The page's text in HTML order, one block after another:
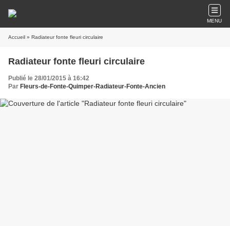
MENU
Accueil » Radiateur fonte fleuri circulaire
Radiateur fonte fleuri circulaire
Publié le 28/01/2015 à 16:42
Par Fleurs-de-Fonte-Quimper-Radiateur-Fonte-Ancien